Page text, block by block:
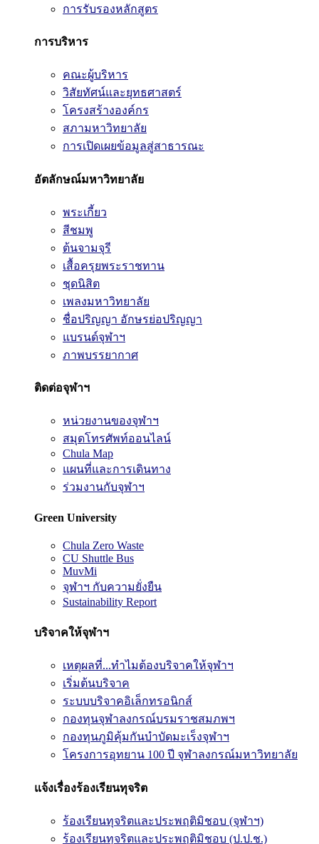
การรับรองหลักสูตร
การบริหาร
คณะผู้บริหาร
วิสัยทัศน์และยุทธศาสตร์
โครงสร้างองค์กร
สภามหาวิทยาลัย
การเปิดเผยข้อมูลสู่สาธารณะ
อัตลักษณ์มหาวิทยาลัย
พระเกี้ยว
สีชมพู
ต้นจามจุรี
เสื้อครุยพระราชทาน
ชุดนิสิต
เพลงมหาวิทยาลัย
ชื่อปริญญา อักษรย่อปริญญา
แบรนด์จุฬาฯ
ภาพบรรยากาศ
ติดต่อจุฬาฯ
หน่วยงานของจุฬาฯ
สมุดโทรศัพท์ออนไลน์
Chula Map
แผนที่และการเดินทาง
ร่วมงานกับจุฬาฯ
Green University
Chula Zero Waste
CU Shuttle Bus
MuvMi
จุฬาฯ กับความยั่งยืน
Sustainability Report
บริจาคให้จุฬาฯ
เหตุผลที่...ทำไมต้องบริจาคให้จุฬาฯ
เริ่มต้นบริจาค
ระบบบริจาคอิเล็กทรอนิกส์
กองทุนจุฬาลงกรณ์บรมราชสมภพฯ
กองทุนภูมิคุ้มกันบำบัดมะเร็งจุฬาฯ
โครงการอุทยาน 100 ปี จุฬาลงกรณ์มหาวิทยาลัย
แจ้งเรื่องร้องเรียนทุจริต
ร้องเรียนทุจริตและประพฤติมิชอบ (จุฬาฯ)
ร้องเรียนทุจริตและประพฤติมิชอบ (ป.ป.ช.)